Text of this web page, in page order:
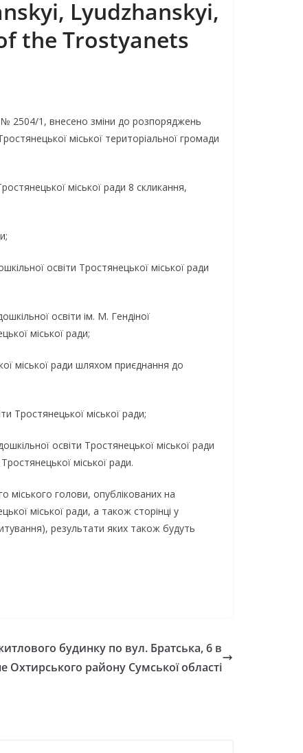
Lyudzhanskyi,
the Trostyanets
№ 2504/1, внесено зміни до розпоряджень
міської територіальної громади
міської ради 8 скликання,
освіти Тростянецької міської ради
освіти ім. М. Гендіної
міської ради;
міської ради шляхом приєднання до
Тростянецької міської ради;
освіти Тростянецької міської ради
міської ради.
міського голови, опублікованих на
міської ради, а також сторінці у
результати яких також будуть
будинку по вул. Братська, 6 в
Охтирського району Сумської області